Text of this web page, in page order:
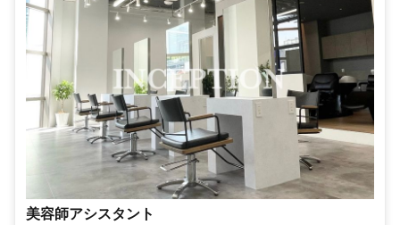
美容師アシスタント